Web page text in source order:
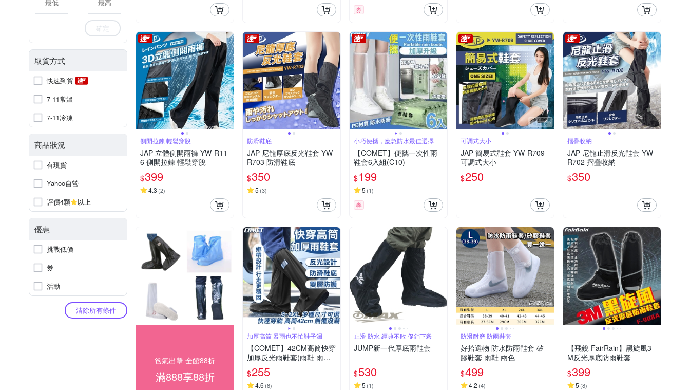
-
確定
取貨方式
快速到貨
7-11常溫
7-11冷凍
商品狀況
有現貨
Yahoo自營
評價4顆
以上
優惠
挑戰低價
券
活動
清除所有條件
券
側開拉鍊 輕鬆穿脫
JAP 立體側開雨褲 YW-R11
6 側開拉鍊 輕鬆穿脫
$399
4.3 (2)
防滑鞋底
JAP 尼龍厚底反光鞋套 YW-
R703 防滑鞋底
$350
5 (3)
小巧便攜，應急防水最佳選擇
【COMET】便攜一次性雨
鞋套6入組(C10)
$199
5 (1)
券
可調式大小
JAP 簡易式鞋套 YW-R709
可調式大小
$250
摺疊收納
JAP 尼龍止滑反光鞋套 YW-
R702 摺疊收納
$350
爸氣出擊 全館88折
滿888享88折
加厚高筒 暴雨也不怕鞋子濕
【COMET】42CM高筒快穿
加厚反光雨鞋套(雨鞋 雨鞋
套 加厚雨鞋套 便捷雨鞋套
高筒雨鞋套 反光雨鞋/C1)
$255
4.6 (8)
止滑 防水 經典不敗 促銷下殺
JUMP新一代厚底雨鞋套
$530
5 (1)
防滑耐磨 防雨鞋套
好拾選物 防水防雨鞋套 矽
膠鞋套 雨鞋 兩色
$499
4.2 (4)
【飛銳 FairRain】黑旋風3
M反光厚底防雨鞋套
$399
5 (8)